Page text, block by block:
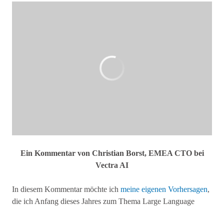
Ein Kommentar von Christian Borst, EMEA CTO bei
Vectra AI
In diesem Kommentar möchte ich meine eigenen Vorhersagen,
die ich Anfang dieses Jahres zum Thema Large Language